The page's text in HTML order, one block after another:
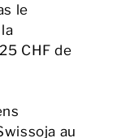
le
CHF de
au